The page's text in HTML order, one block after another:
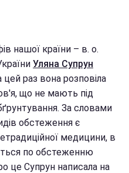
нашої країни – в. о.
Уляна Супрун
цей раз вона розповіла
що не мають під
За словами
обстеження є
медицини, в
по обстеженню
це Супрун написала на